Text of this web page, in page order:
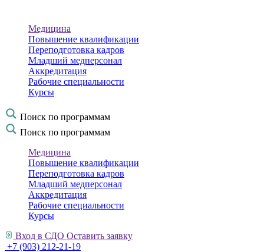
Медицина
Повышение квалификации
Переподготовка кадров
Младший медперсонал
Аккредитация
Рабочие специальности
Курсы
Поиск по программам
Поиск по программам
Медицина
Повышение квалификации
Переподготовка кадров
Младший медперсонал
Аккредитация
Рабочие специальности
Курсы
Вход в СДО Оставить заявку
+7 (903) 212-21-19